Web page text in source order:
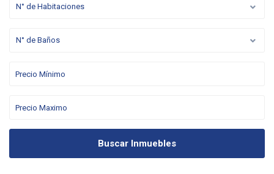
N° de Habitaciones
N° de Baños
Buscar Inmuebles